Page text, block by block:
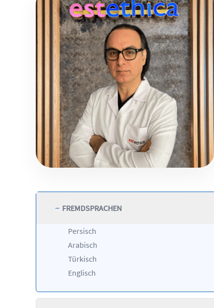
− FREMDSPRACHEN
Persisch
Arabisch
Türkisch
Englisch